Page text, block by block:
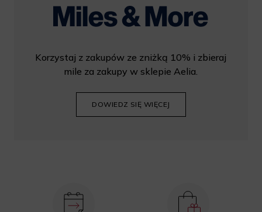
Korzystaj z zakupów ze zniżką 10% i zbieraj
mile za zakupy w sklepie Aelia.
DOWIEDZ SIĘ WIĘCEJ